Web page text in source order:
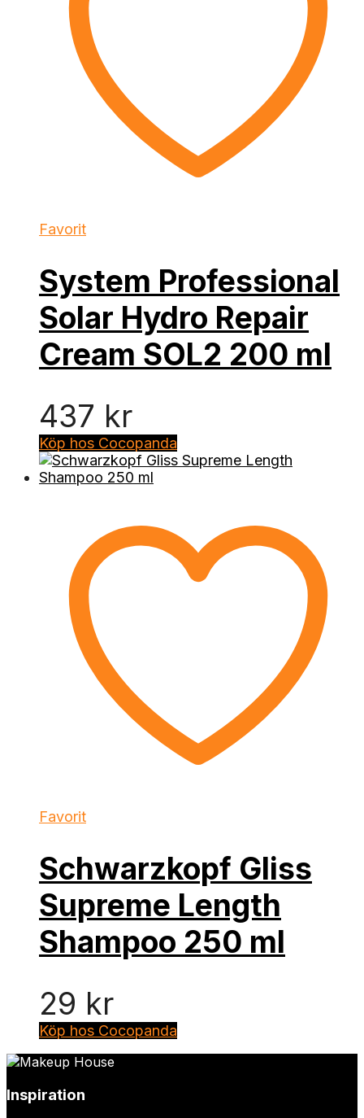
Favorit
System Professional
Solar Hydro Repair
Cream SOL2 200 ml
437 kr
Köp hos Cocopanda
Favorit
Schwarzkopf Gliss
Supreme Length
Shampoo 250 ml
29 kr
Köp hos Cocopanda
Inspiration